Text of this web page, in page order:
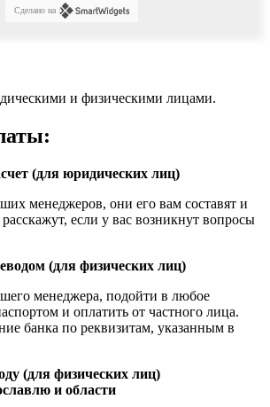
Сделано на
и физическими лицами.
(для юридических лиц)
менеджеров, они его вам составят и
если у вас возникнут вопросы
(для физических лиц)
менеджера, подойти в любое
и оплатить от частного лица.
банка по реквизитам, указанным в
(для физических лиц)
и области